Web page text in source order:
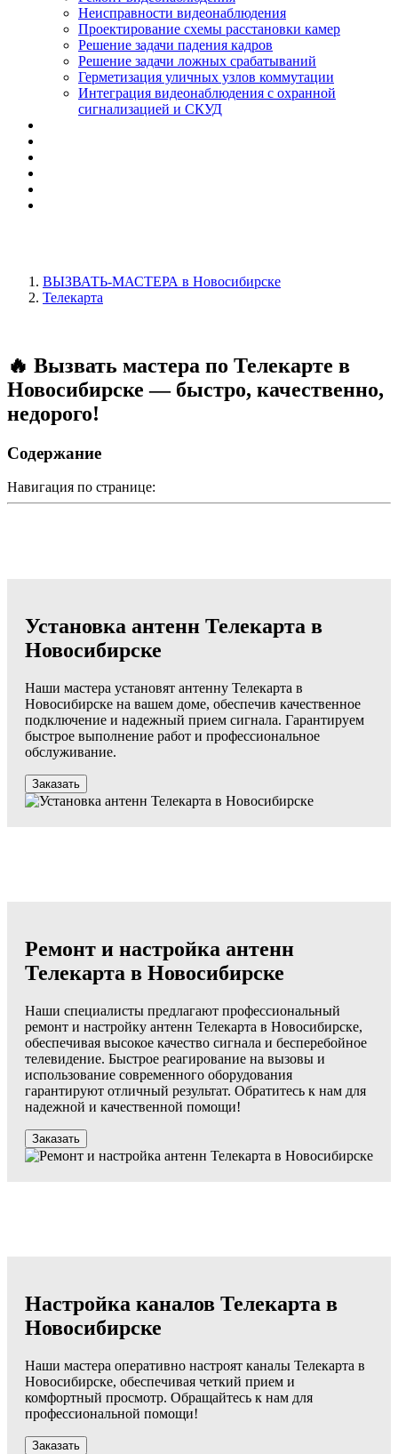
Неисправности видеонаблюдения
Проектирование схемы расстановки камер
Решение задачи падения кадров
Решение задачи ложных срабатываний
Герметизация уличных узлов коммутации
Интеграция видеонаблюдения с охранной
сигнализацией и СКУД
ВЫЗВАТЬ-МАСТЕРА в Новосибирске
Телекарта
🔥 Вызвать мастера по Телекарте в
Новосибирске — быстро, качественно,
недорого!
Содержание
Навигация по странице:
Установка антенн Телекарта в
Новосибирске
Наши мастера установят антенну Телекарта в
Новосибирске на вашем доме, обеспечив качественное
подключение и надежный прием сигнала. Гарантируем
быстрое выполнение работ и профессиональное
обслуживание.
Заказать
Ремонт и настройка антенн
Телекарта в Новосибирске
Наши специалисты предлагают профессиональный
ремонт и настройку антенн Телекарта в Новосибирске,
обеспечивая высокое качество сигнала и бесперебойное
телевидение. Быстрое реагирование на вызовы и
использование современного оборудования
гарантируют отличный результат. Обратитесь к нам для
надежной и качественной помощи!
Заказать
Настройка каналов Телекарта в
Новосибирске
Наши мастера оперативно настроят каналы Телекарта в
Новосибирске, обеспечивая четкий прием и
комфортный просмотр. Обращайтесь к нам для
профессиональной помощи!
Заказать